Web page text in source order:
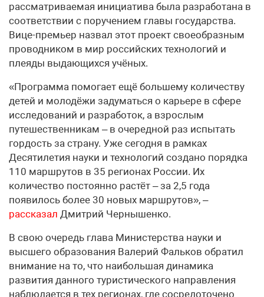
рассматриваемая инициатива была разработана в
соответствии с поручением главы государства.
Вице-премьер назвал этот проект своеобразным
проводником в мир российских технологий и
плеяды выдающихся учёных.
«Программа помогает ещё большему количеству
детей и молодёжи задуматься о карьере в сфере
исследований и разработок, а взрослым
путешественникам – в очередной раз испытать
гордость за страну. Уже сегодня в рамках
Десятилетия науки и технологий создано порядка
110 маршрутов в 35 регионах России. Их
количество постоянно растёт – за 2,5 года
появилось более 30 новых маршрутов», –
рассказал Дмитрий Чернышенко.
В свою очередь глава Министерства науки и
высшего образования Валерий Фальков обратил
внимание на то, что наибольшая динамика
развития данного туристического направления
наблюдается в тех регионах, где сосредоточено